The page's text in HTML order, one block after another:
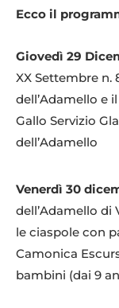
Ecco il
Giovedì 29
XX Settembre n.
dell’Adamello e
Gallo Servizio
dell’Adamello
Venerdì 30
dell’Adamello di
le ciaspole con
Camonica
bambini (dai 9